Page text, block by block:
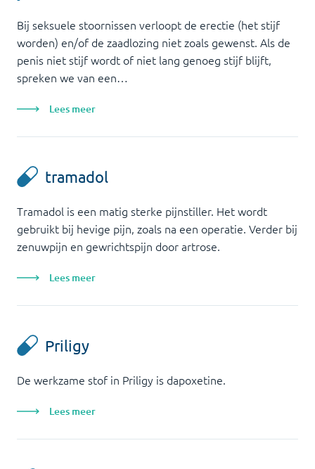
Bij seksuele stoornissen verloopt de erectie (het stijf
worden) en/of de zaadlozing niet zoals gewenst. Als de
penis niet stijf wordt of niet lang genoeg stijf blijft,
spreken we van een…
Lees meer
tramadol
Tramadol is een matig sterke pijnstiller. Het wordt
gebruikt bij hevige pijn, zoals na een operatie. Verder bij
zenuwpijn en gewrichtspijn door artrose.
Lees meer
Priligy
De werkzame stof in Priligy is dapoxetine.
Lees meer